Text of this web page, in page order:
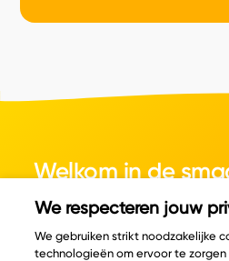
Welkom in de
van
We respecteren jouw
We gebruiken strikt noodzakelijke
technologieën om ervoor te